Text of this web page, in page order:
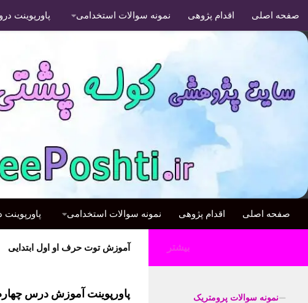
صفحه اصلی اقدام پژوهی نمونه سوالات استخدامی پاورپوینت
صفحه اصلی اقدام پژوهی نمونه سوالات استخدامی
آموزش توت حرف او اول ابتدایی
پاورپوینت آموزش درس
بیشتر
نمونه سوالات پرومتریک